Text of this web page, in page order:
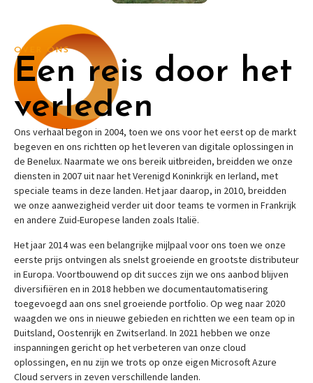
OVER ONS
Een reis door het
verleden
Ons verhaal begon in 2004, toen we ons voor het eerst op de markt
begeven en ons richtten op het leveren van digitale oplossingen in
de Benelux. Naarmate we ons bereik uitbreiden, breidden we onze
diensten in 2007 uit naar het Verenigd Koninkrijk en Ierland, met
speciale teams in deze landen. Het jaar daarop, in 2010, breidden
we onze aanwezigheid verder uit door teams te vormen in Frankrijk
en andere Zuid-Europese landen zoals Italië.
Het jaar 2014 was een belangrijke mijlpaal voor ons toen we onze
eerste prijs ontvingen als snelst groeiende en grootste distributeur
in Europa. Voortbouwend op dit succes zijn we ons aanbod blijven
diversifiëren en in 2018 hebben we documentautomatisering
toegevoegd aan ons snel groeiende portfolio. Op weg naar 2020
waagden we ons in nieuwe gebieden en richtten we een team op in
Duitsland, Oostenrijk en Zwitserland. In 2021 hebben we onze
inspanningen gericht op het verbeteren van onze cloud
oplossingen, en nu zijn we trots op onze eigen Microsoft Azure
Cloud servers in zeven verschillende landen.